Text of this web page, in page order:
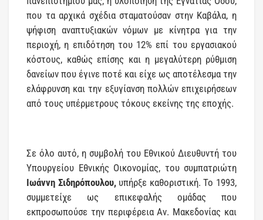
που τα αρχικά σχέδια σταματούσαν στην Καβάλα, η
ψήφιση αναπτυξιακών νόμων με κίνητρα για την
περιοχή, η επιδότηση του 12% επί του εργασιακού
κόστους, καθώς επίσης και η μεγαλύτερη ρύθμιση
δανείων που έγινε ποτέ και είχε ως αποτέλεσμα την
ελάφρυνση και την εξυγίανση πολλών επιχειρήσεων
από τους υπέρμετρους τόκους εκείνης της εποχής.
Σε όλο αυτό, η συμβολή του Εθνικού Διευθυντή του
Υπουργείου Εθνικής Οικονομίας, του συμπατριώτη
Ιωάννη Σιδηρόπουλου,υπήρξε καθοριστική. Το 1993,
συμμετείχε ως επικεφαλής ομάδας που
εκπροσωπούσε την περιφέρεια Αν. Μακεδονίας και